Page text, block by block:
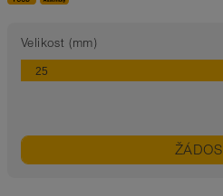
Velikost (mm)